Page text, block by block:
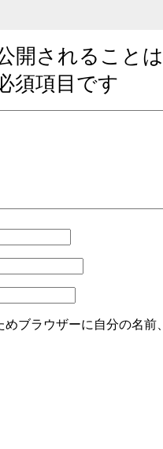
開されること
須項目です
めブラウザーに自分の名前